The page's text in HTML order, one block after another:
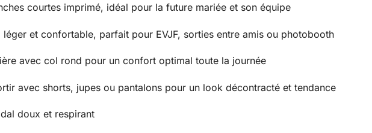
courtes imprimé, idéal pour la future mariée et son équipe
léger et confortable, parfait pour EVJF, sorties entre amis ou photobooth
avec col rond pour un confort optimal toute la journée
avec shorts, jupes ou pantalons pour un look décontracté et tendance
doux et respirant